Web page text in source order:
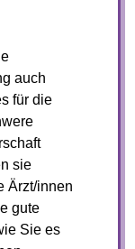
auch
für die
sie
Ärzt/innen
gute
Sie es